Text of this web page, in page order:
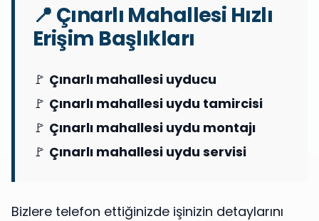
📍 Çınarlı Mahallesi Hızlı
Erişim Başlıkları
🚩 Çınarlı mahallesi uyducu
🚩 Çınarlı mahallesi uydu tamircisi
🚩 Çınarlı mahallesi uydu montajı
🚩 Çınarlı mahallesi uydu servisi
Bizlere telefon ettiğinizde işinizin detaylarını